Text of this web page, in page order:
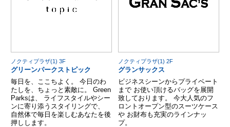
ノクティプラザ(1) 3F
グリーンパークストピック
毎日を、ここちよく。 今日のわ
たしを、ちょっと素敵に。 Green
Parksは、 ライフスタイルやシー
ンに寄り添うスタイリングで、
自然体で毎日を楽しむあなたを後
押しします。
ノクティプラザ(1) 2F
グランサックス
ビジネスシーンからプライベート
まで お使い頂けるバッグを展開
致しております。 今大人気のフ
ロントオープン型のスーツケース
や お財布も充実のラインナッ
プ。